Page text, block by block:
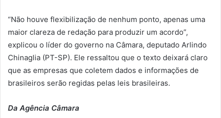
“Não houve flexibilização de nenhum ponto, apenas uma
maior clareza de redação para produzir um acordo”,
explicou o líder do governo na Câmara, deputado Arlindo
Chinaglia (PT-SP). Ele ressaltou que o texto deixará claro
que as empresas que coletem dados e informações de
brasileiros serão regidas pelas leis brasileiras.
Da Agência Câmara